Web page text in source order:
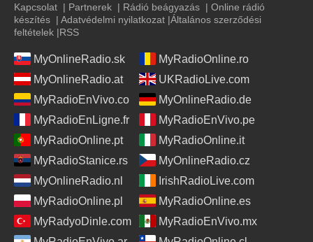
Kapcsolat | Partnerek | Rádió beágyazás | Online rádió
készítés | Adatvédelmi nyilatkozat |Általános szerződési
feltételek |RSS
MyOnlineRadio.sk
MyRadioOnline.ro
MyOnlineRadio.at
UKRadioLive.com
MyRadioEnVivo.co
MyOnlineRadio.de
MyRadioEnLigne.fr
MyRadioEnVivo.pe
MyRadioOnline.pt
MyRadioOnline.it
MyRadioStanice.rs
MyOnlineRadio.cz
MyOnlineRadio.nl
IrishRadioLive.com
MyRadioOnline.pl
MyRadioOnline.es
MyRadyoDinle.com
MyRadioEnVivo.mx